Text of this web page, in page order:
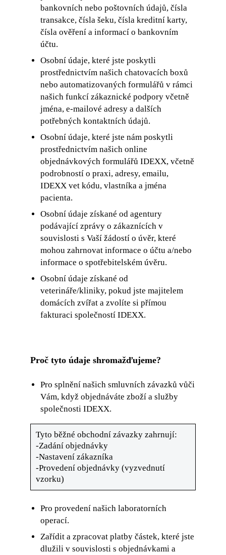
bankovních nebo poštovních údajů, čísla
transakce, čísla šeku, čísla kreditní karty,
čísla ověření a informací o bankovním
účtu.
Osobní údaje, které jste poskytli
prostřednictvím našich chatovacích boxů
nebo automatizovaných formulářů v rámci
našich funkcí zákaznické podpory včetně
jména, e-mailové adresy a dalších
potřebných kontaktních údajů.
Osobní údaje, které jste nám poskytli
prostřednictvím našich online
objednávkových formulářů IDEXX, včetně
podrobností o praxi, adresy, emailu,
IDEXX vet kódu, vlastníka a jména
pacienta.
Osobní údaje získané od agentury
podávající zprávy o zákaznících v
souvislosti s Vaší žádostí o úvěr, které
mohou zahrnovat informace o účtu a/nebo
informace o spotřebitelském úvěru.
Osobní údaje získané od
veterináře/kliniky, pokud jste majitelem
domácích zvířat a zvolíte si přímou
fakturaci společností IDEXX.
Proč tyto údaje shromažďujeme?
Pro splnění našich smluvních závazků vůči
Vám, když objednáváte zboží a služby
společnosti IDEXX.
Tyto běžné obchodní závazky zahrnují:
-Zadání objednávky
-Nastavení zákazníka
-Provedení objednávky (vyzvednutí
vzorku)
Pro provedení našich laboratorních
operací.
Zařídit a zpracovat platby částek, které jste
dlužili v souvislosti s objednávkami a